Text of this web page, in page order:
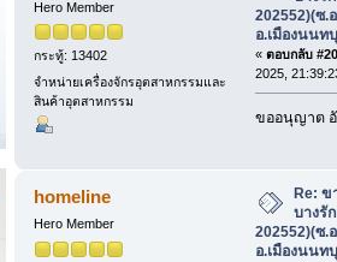
Hero Member
กระทู้: 13402
จำหน่ายเครื่องจักรอุตสาหกรรมและ
สินค้าอุตสาหกรรม
202552)(ซ.
อ.เมืองนนท
« ตอบกลับ
2025,
ขออนุญาต
homeline
Hero Member
Re:
บางรั
202552)(ซ.
อ.เมืองนนท